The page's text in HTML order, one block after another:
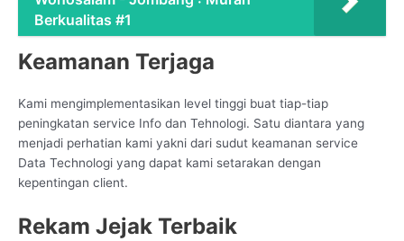
Berkualitas #1
Keamanan Terjaga
Kami mengimplementasikan level tinggi buat tiap-tiap
peningkatan service Info dan Tehnologi. Satu diantara yang
menjadi perhatian kami yakni dari sudut keamanan service
Data Technologi yang dapat kami setarakan dengan
kepentingan client.
Rekam Jejak Terbaik